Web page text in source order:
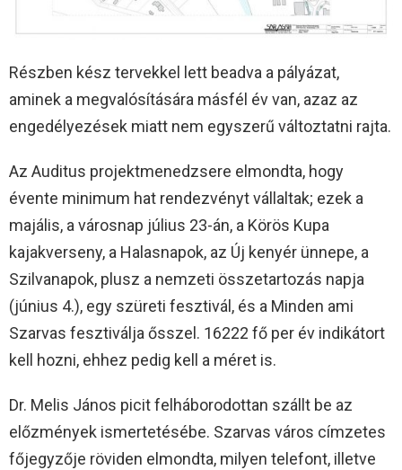
Részben kész tervekkel lett beadva a pályázat,
aminek a megvalósítására másfél év van, azaz az
engedélyezések miatt nem egyszerű változtatni rajta.
Az Auditus projektmenedzsere elmondta, hogy
évente minimum hat rendezvényt vállaltak; ezek a
majális, a városnap július 23-án, a Körös Kupa
kajakverseny, a Halasnapok, az Új kenyér ünnepe, a
Szilvanapok, plusz a nemzeti összetartozás napja
(június 4.), egy szüreti fesztivál, és a Minden ami
Szarvas fesztiválja ősszel. 16222 fő per év indikátort
kell hozni, ehhez pedig kell a méret is.
Dr. Melis János picit felháborodottan szállt be az
előzmények ismertetésébe. Szarvas város címzetes
főjegyzője röviden elmondta, milyen telefont, illetve